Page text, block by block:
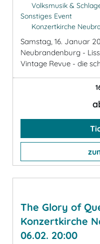
Volksmusik &
Sonstiges Event
Konzertkirche
Samstag, 16. Januar
Neubrandenburg -
Vintage Revue - die
The Glory of
Konzertkirche
06.02. 20:00